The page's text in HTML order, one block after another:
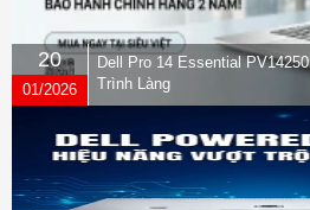
20
01/2026
Dell Pro 14 Essential PV14250
Trình Làng